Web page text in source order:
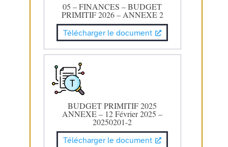
05 – FINANCES – BUDGET
PRIMITIF 2026 – ANNEXE 2
Télécharger le document
BUDGET PRIMITIF 2025
ANNEXE – 12 Février 2025 –
20250201-2
Télécharger le document